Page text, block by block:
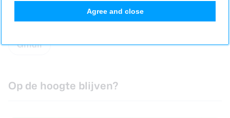
Agree and close
Gmail
Op de hoogte blijven?